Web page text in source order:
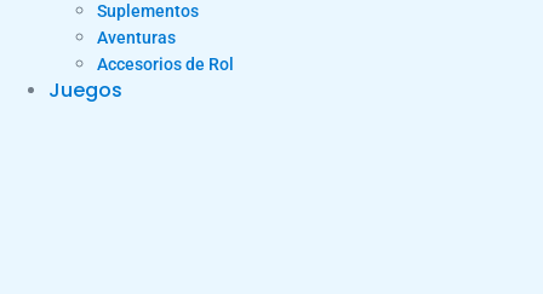
Suplementos
Aventuras
Accesorios de Rol
Juegos